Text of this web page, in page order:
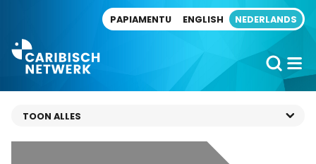
PAPIAMENTU ENGLISH NEDERLANDS